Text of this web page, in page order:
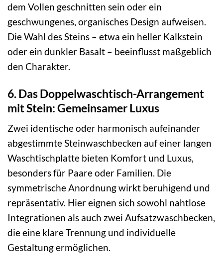
dem Vollen geschnitten sein oder ein
geschwungenes, organisches Design aufweisen.
Die Wahl des Steins – etwa ein heller Kalkstein
oder ein dunkler Basalt – beeinflusst maßgeblich
den Charakter.
6. Das Doppelwaschtisch-Arrangement
mit Stein: Gemeinsamer Luxus
Zwei identische oder harmonisch aufeinander
abgestimmte Steinwaschbecken auf einer langen
Waschtischplatte bieten Komfort und Luxus,
besonders für Paare oder Familien. Die
symmetrische Anordnung wirkt beruhigend und
repräsentativ. Hier eignen sich sowohl nahtlose
Integrationen als auch zwei Aufsatzwaschbecken,
die eine klare Trennung und individuelle
Gestaltung ermöglichen.